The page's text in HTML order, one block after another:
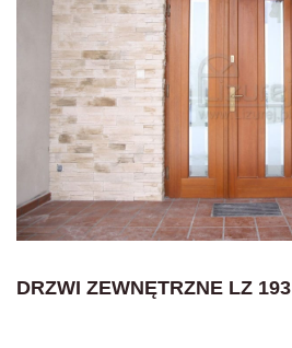
DRZWI ZEWNĘTRZNE LZ 193